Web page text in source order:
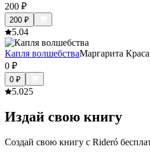
200 ₽
200 ₽
5.04
Капля волшебстваМаргарита
0 ₽
0 ₽
5.025
Издай свою книгу
Создай свою книгу с Rideró